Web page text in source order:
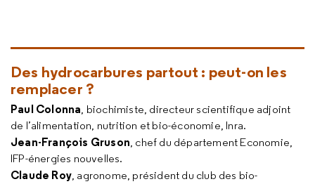
Des hydrocarbures partout : peut-on les
remplacer ?
Paul Colonna, biochimiste, directeur scientifique adjoint
de l’alimentation, nutrition et bio-économie, Inra.
Jean-François Gruson, chef du département Economie,
IFP-énergies nouvelles.
Claude Roy, agronome, président du club des bio-